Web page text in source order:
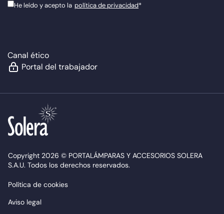
He leído y acepto la política de privacidad*
Canal ético
Portal del trabajador
Copyright 2026 © PORTALÁMPARAS Y ACCESORIOS SOLERA
S.A.U. Todos los derechos reservados.
Política de cookies
Aviso legal